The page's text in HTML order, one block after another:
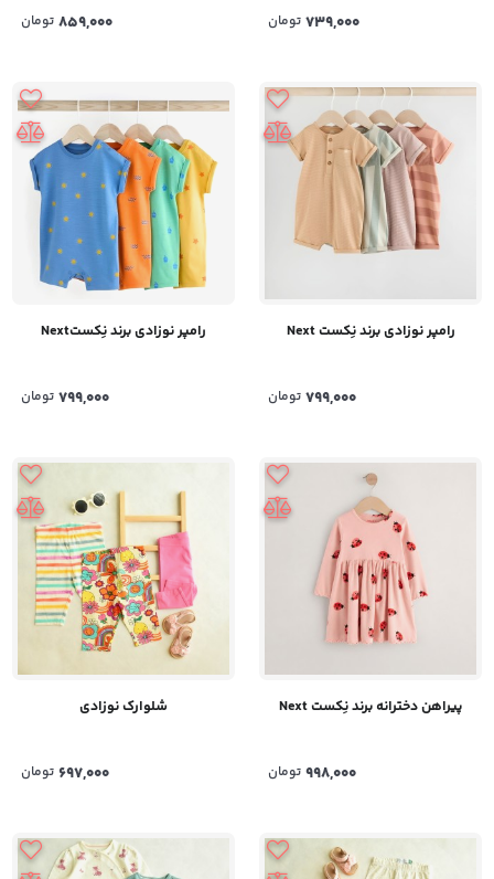
739,000 تومان 859,000 تومان
رامپر نوزادی برند نِکست Next
799,000 تومان
رامپر نوزادی برند نِکستNext
799,000 تومان
پیراهن دخترانه برند نِکست Next
998,000 تومان
شلوارک نوزادی
697,000 تومان